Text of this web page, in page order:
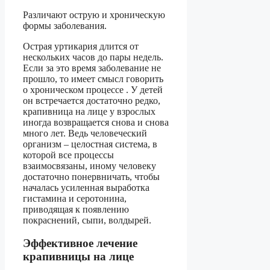
Различают острую и хроническую
формы заболевания.
Острая уртикария длится от
нескольких часов до пары недель.
Если за это время заболевание не
прошло, то имеет смысл говорить
о хроническом процессе . У детей
он встречается достаточно редко,
крапивница на лице у взрослых
иногда возвращается снова и снова
много лет. Ведь человеческий
организм – целостная система, в
которой все процессы
взаимосвязаны, иному человеку
достаточно понервничать, чтобы
началась усиленная выработка
гистамина и серотонина,
приводящая к появлению
покраснений, сыпи, волдырей.
Эффективное лечение
крапивницы на лице